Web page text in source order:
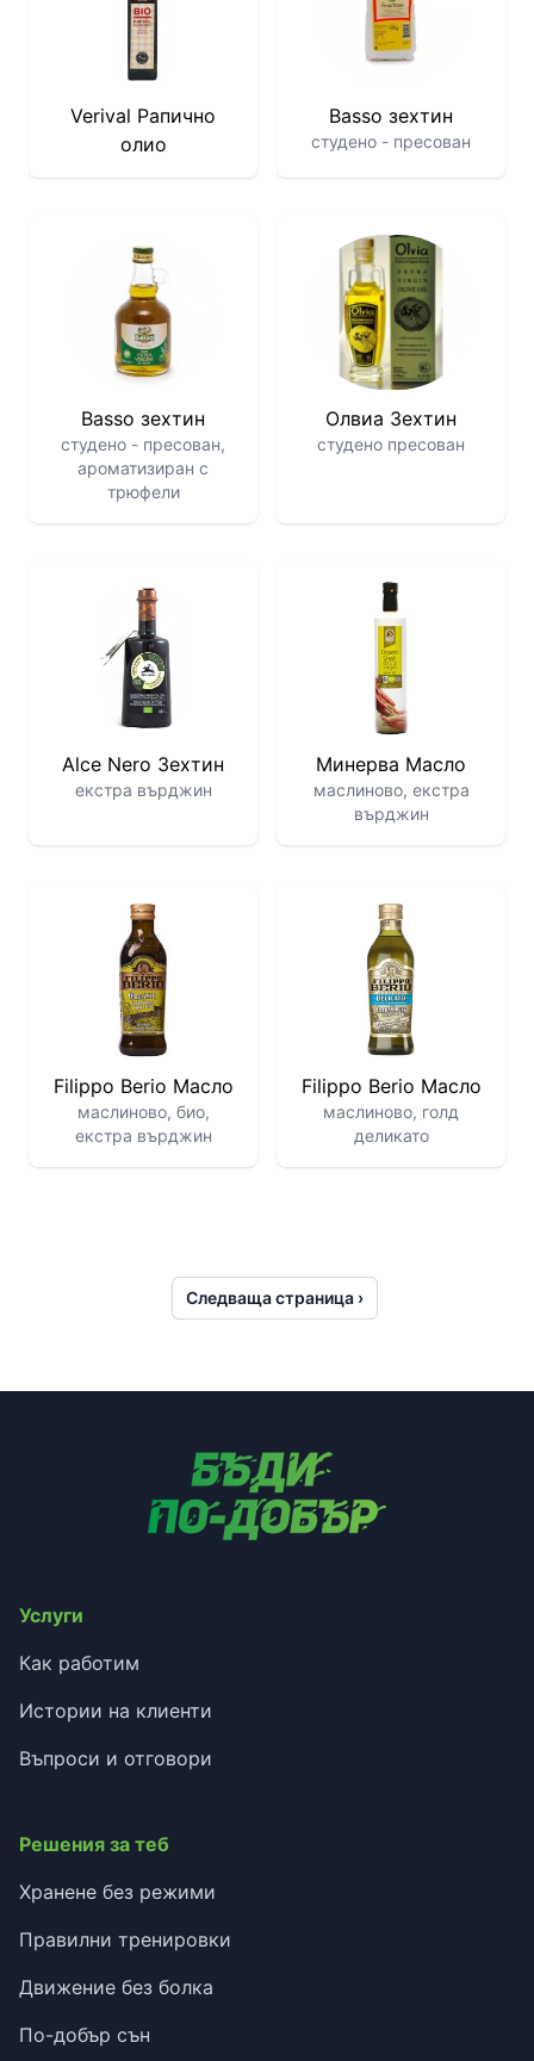
Verival Рапично
олио
Basso зехтин
студено - пресован
Basso зехтин
студено - пресован,
ароматизиран с
трюфели
Олвиа Зехтин
студено пресован
Alce Nero Зехтин
екстра върджин
Минерва Масло
маслиново, екстра
върджин
Filippo Berio Масло
маслиново, био,
екстра върджин
Filippo Berio Масло
маслиново, голд
деликато
Следваща страница ›
Услуги
Как работим
Истории на клиенти
Въпроси и отговори
Решения за теб
Хранене без режими
Правилни тренировки
Движение без болка
По-добър сън